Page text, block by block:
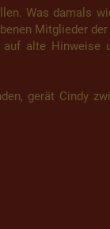
Was damals
Mitglieder der
alte Hinweise
gerät Cindy